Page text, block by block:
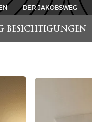
BESICHTIGUNGEN
DER JAKOBSWEG